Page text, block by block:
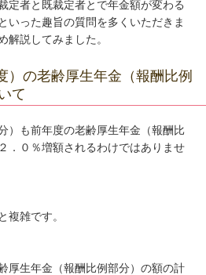
定者と既裁定者とで年金額が変わる
いった趣旨の質問を多くいただきま
解説してみました。
）の老齢厚生年金（報酬比例
て
）も前年度の老齢厚生年金（報酬比
．０％増額されるわけではありませ
複雑です。
厚生年金（報酬比例部分）の額の計